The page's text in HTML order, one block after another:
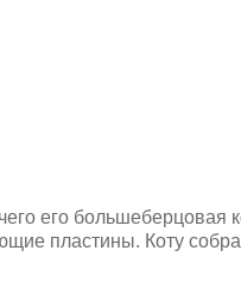
его большеберцовая
пластины. Коту